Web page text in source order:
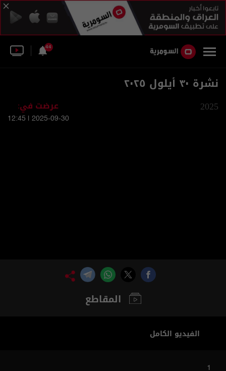
44
نشرة ٣٠ أيلول ٢٠٢٥
2025 عرضت في:
2025-09-30 | 12:45
المقاطع
الفيديو الكامل
1